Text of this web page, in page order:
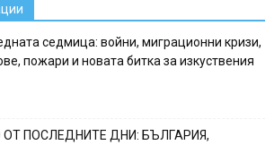
седмица: войни, миграционни кризи,
пожари и новата битка за изкуствения
ПОСЛЕДНИТЕ ДНИ: БЪЛГАРИЯ,